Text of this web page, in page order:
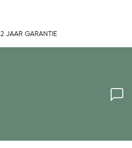
2 JAAR GARANTIE